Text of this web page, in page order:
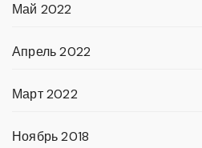
Май 2022
Апрель 2022
Март 2022
Ноябрь 2018